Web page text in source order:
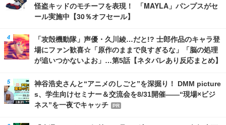
怪盗キッドのモチーフを表現！ 「MAYLA」パンプスがセ
ール実施中【30％オフセール】
「攻殻機動隊」声優・久川綾…だと!? 士郎作品のキャラ登
場にファン歓喜☆「原作のままで良すぎるな」「脳の処理
が追いつかないよお」…第5話【ネタバレあり反応まとめ】
神谷浩史さんと“アニメのしごと”を深掘り！ DMM picture
s、学生向けセミナー＆交流会を8/31開催――“現場×ビジ
ネス”を一夜でキャッチ
PR